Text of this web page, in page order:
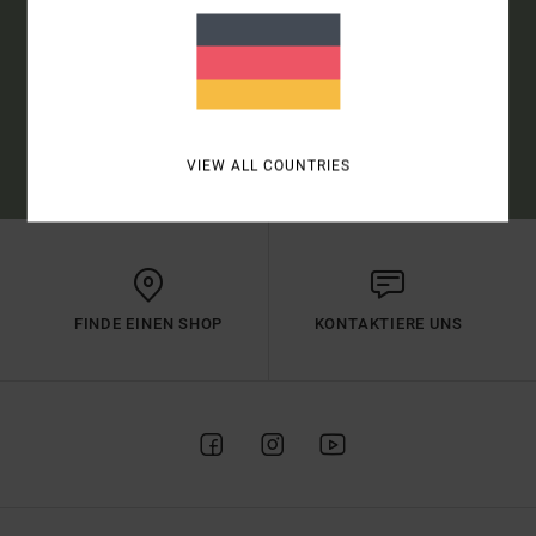
MAIL
FINDE EINEN SHOP KONTAKTIERE UNS
VIEW ALL COUNTRIES